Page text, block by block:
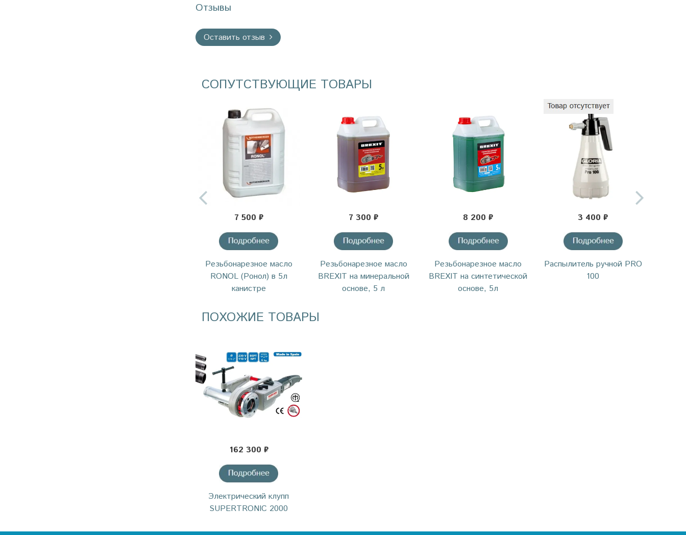
Отзывы
Оставить отзыв
СОПУТСТВУЮЩИЕ ТОВАРЫ
7 500 ₽
Резьбонарезное масло
RONOL (Ронол) в 5л
канистре
7 300 ₽
Резьбонарезное масло
BREXIT на минеральной
основе, 5 л
8 200 ₽
Резьбонарезное масло
BREXIT на синтетической
основе, 5л
3 400 ₽
Распылитель ручной PRO
100
ПОХОЖИЕ ТОВАРЫ
162 300 ₽
Электрический клупп
SUPERTRONIC 2000